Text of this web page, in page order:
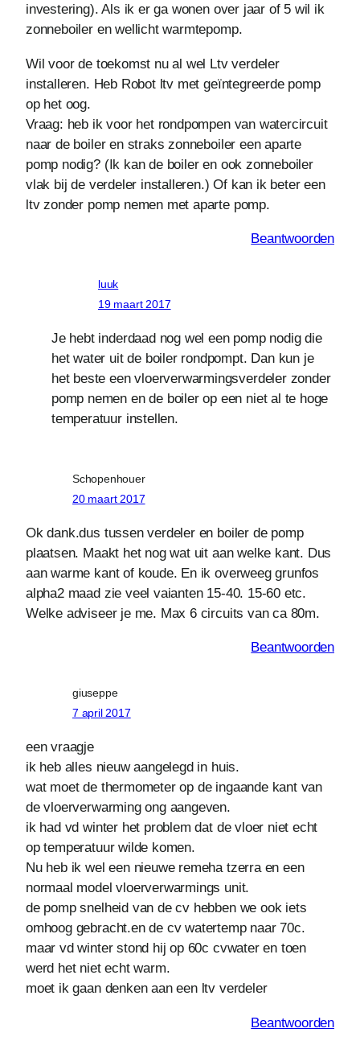
investering). Als ik er ga wonen over jaar of 5 wil ik
zonneboiler en wellicht warmtepomp.
Wil voor de toekomst nu al wel Ltv verdeler
installeren. Heb Robot ltv met geïntegreerde pomp
op het oog.
Vraag: heb ik voor het rondpompen van watercircuit
naar de boiler en straks zonneboiler een aparte
pomp nodig? (Ik kan de boiler en ook zonneboiler
vlak bij de verdeler installeren.) Of kan ik beter een
ltv zonder pomp nemen met aparte pomp.
Beantwoorden
luuk
19 maart 2017
Je hebt inderdaad nog wel een pomp nodig die
het water uit de boiler rondpompt. Dan kun je
het beste een vloerverwarmingsverdeler zonder
pomp nemen en de boiler op een niet al te hoge
temperatuur instellen.
Schopenhouer
20 maart 2017
Ok dank.dus tussen verdeler en boiler de pomp
plaatsen. Maakt het nog wat uit aan welke kant. Dus
aan warme kant of koude. En ik overweeg grunfos
alpha2 maad zie veel vaianten 15-40. 15-60 etc.
Welke adviseer je me. Max 6 circuits van ca 80m.
Beantwoorden
giuseppe
7 april 2017
een vraagje
ik heb alles nieuw aangelegd in huis.
wat moet de thermometer op de ingaande kant van
de vloerverwarming ong aangeven.
ik had vd winter het problem dat de vloer niet echt
op temperatuur wilde komen.
Nu heb ik wel een nieuwe remeha tzerra en een
normaal model vloerverwarmings unit.
de pomp snelheid van de cv hebben we ook iets
omhoog gebracht.en de cv watertemp naar 70c.
maar vd winter stond hij op 60c cvwater en toen
werd het niet echt warm.
moet ik gaan denken aan een ltv verdeler
Beantwoorden